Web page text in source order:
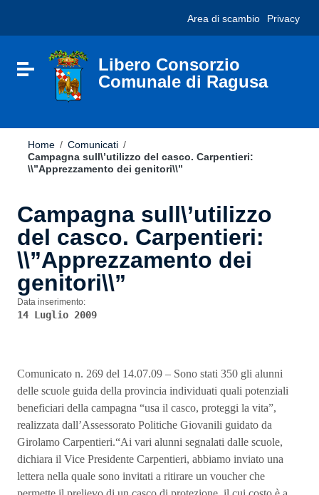
sito
include
Vai al footer
Area di scambio Privacy
Attiva / disattiva la navigazione
Libero Consorzio
Comunale di Ragusa
Home / Comunicati /
Campagna sull\’utilizzo del casco. Carpentieri:
\\”Apprezzamento dei genitori\\”
Campagna sull\’utilizzo
del casco. Carpentieri:
\\”Apprezzamento dei
genitori\\”
Data inserimento:
14 Luglio 2009
Comunicato n. 269 del 14.07.09 – Sono stati 350 gli alunni
delle scuole guida della provincia individuati quali potenziali
beneficiari della campagna “usa il casco, proteggi la vita”,
realizzata dall’Assessorato Politiche Giovanili guidato da
Girolamo Carpentieri.“Ai vari alunni segnalati dalle scuole,
dichiara il Vice Presidente Carpentieri, abbiamo inviato una
lettera nella quale sono invitati a ritirare un voucher che